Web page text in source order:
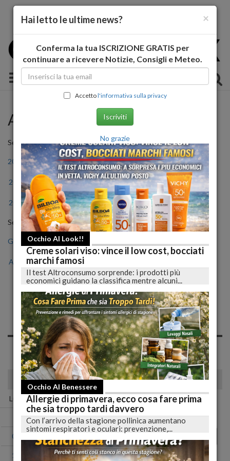
Toggle navigation
Archivio Storico
Seleziona l'anno
2011 2012 2013 2014 2015 2016
2017 2018 2019 2020 2021 2022
2023 2024 2025 2026
Seleziona il mese
Gen Feb Mar
Ago Set Ott
Notizie di Domenica, 13
Novembre 2022
Spiacente, non sono presenti news nell'archivio per questo
giorno!
novembre 2022
Lun Mar Mer Gio Ven Sab Dom
01 02 03 04 05 06
07
14 15 16 17 18 19 20
×
Hai letto le ultime news?
Conferma la tua ISCRIZIONE GRATIS per
continuare a ricevere Notizie, Consigli e Meteo.
Accettol'informativa sulla privacy
Iscriviti
No grazie
Occhio Al Look!!
Creme solari viso: vince il low cost, bocciati
marchi famosi
Il test Altroconsumo sorprende: i prodotti più
economici guidano la classifica mentre alcuni...
Occhio Al Benessere
Allergie di primavera, ecco cosa fare prima
che sia troppo tardi davvero
Con l’arrivo della stagione pollinica aumentano
sintomi respiratori e oculari: prevenzione,...